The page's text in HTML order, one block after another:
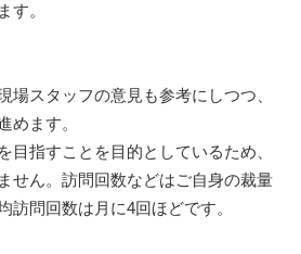
す。
場スタッフの意見も参考にしつつ、
めます。
指すことを目的としているため、
せん。訪問回数などはご自身の裁量
訪問回数は月に4回ほどです。